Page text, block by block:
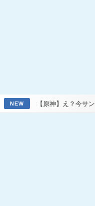
NEW
神】え？今サンドローネ持っ